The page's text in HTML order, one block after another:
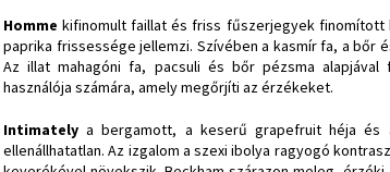
Homme kifinomult faillat és friss fűszerjegyek
paprika frissessége jellemzi. Szívében a kasmír fa, a bőr
Az illat mahagóni fa, pacsuli és bőr pézsma
használója számára, amely megőrjíti az érzékeket.
Intimately a bergamott, a keserű grapefruit héja és
ellenállhatatlan. Az izgalom a szexi ibolya ragyogó